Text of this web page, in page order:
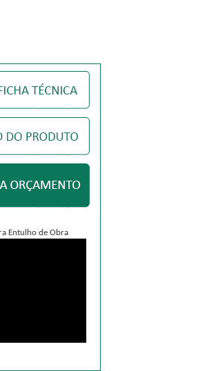
Entulho de Obra